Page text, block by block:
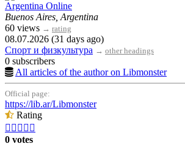
Argentina Online
Buenos Aires, Argentina
60 views → rating
08.07.2026 (31 days ago)
Спорт и физкультура → other headings
0 subscribers
All articles of the author on Libmonster
Official page:
https://lib.ar/Libmonster
Rating
    
0 votes